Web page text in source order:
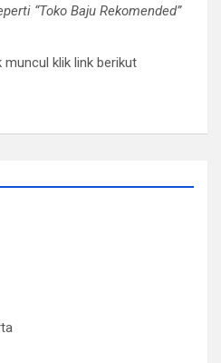
“Toko Baju Rekomended”
klik link berikut